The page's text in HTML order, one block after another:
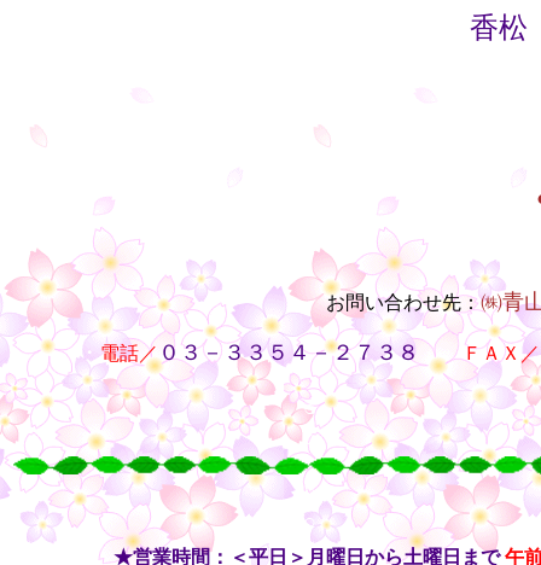
香松
お問い合わせ先：㈱青
・・電話／０３－３３５４－２７３８ ・・ ＦＡＸ／
○
○
○
○
・・★営業時間：＜平日＞月曜日から土曜日まで 午